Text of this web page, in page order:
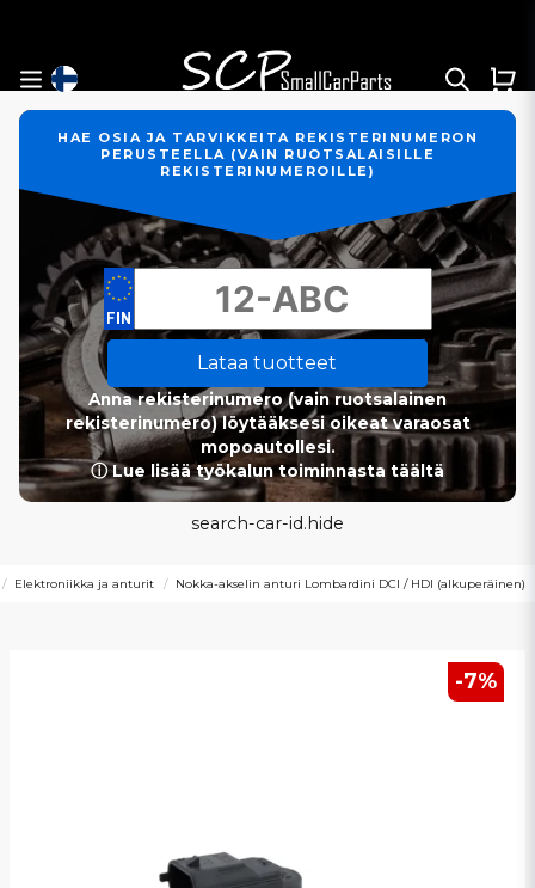
HAE OSIA JA TARVIKKEITA REKISTERINUMERON
PERUSTEELLA (VAIN RUOTSALAISILLE
REKISTERINUMEROILLE)
Lataa tuotteet
Anna rekisterinumero (vain ruotsalainen
rekisterinumero) löytääksesi oikeat varaosat
mopoautollesi.
ⓘ Lue lisää työkalun toiminnasta täältä
search-car-id.hide
Elektroniikka ja anturit Nokka-akselin anturi Lombardini DCI / HDI (alkuperäinen)
-7%